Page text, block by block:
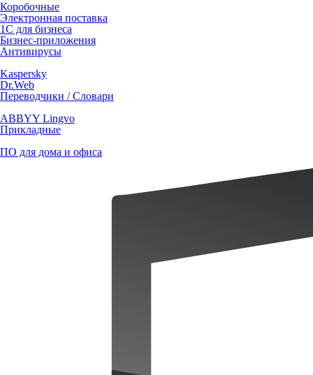
Коробочные
Электронная поставка
1С для бизнеса
Бизнес-приложения
Антивирусы
Kaspersky
Dr.Web
Переводчики / Словари
ABBYY Lingvo
Прикладные
ПО для дома и офиса